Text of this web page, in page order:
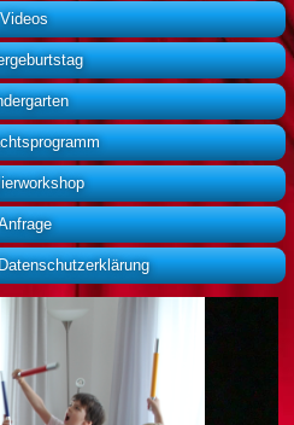
Videos